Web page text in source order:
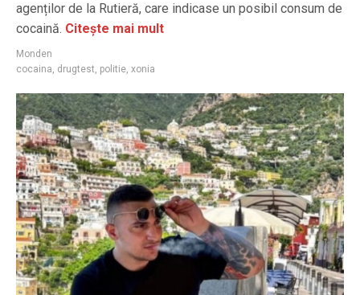
agenților de la Rutieră, care indicase un posibil consum de
cocaină. Citește mai mult
Monden
cocaina, drugtest, politie, xonia